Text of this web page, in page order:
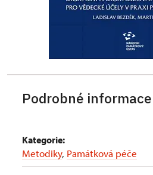
Podrobné informace
Kategorie:
Metodiky, Památková péče